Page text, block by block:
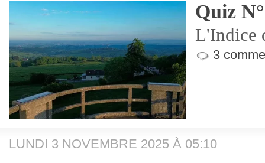
Quiz
L'Indice
3
LUNDI 3 NOVEMBRE 2025 À 05:10